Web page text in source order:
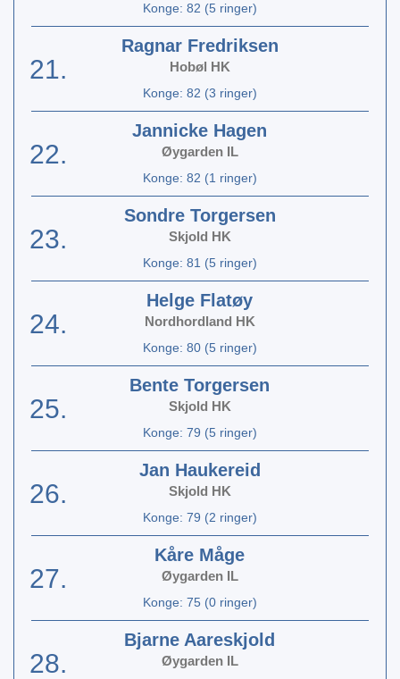
Konge: 82 (5 ringer)
21.
Ragnar Fredriksen
Hobøl HK
Konge: 82 (3 ringer)
22.
Jannicke Hagen
Øygarden IL
Konge: 82 (1 ringer)
23.
Sondre Torgersen
Skjold HK
Konge: 81 (5 ringer)
24.
Helge Flatøy
Nordhordland HK
Konge: 80 (5 ringer)
25.
Bente Torgersen
Skjold HK
Konge: 79 (5 ringer)
26.
Jan Haukereid
Skjold HK
Konge: 79 (2 ringer)
27.
Kåre Måge
Øygarden IL
Konge: 75 (0 ringer)
28.
Bjarne Aareskjold
Øygarden IL